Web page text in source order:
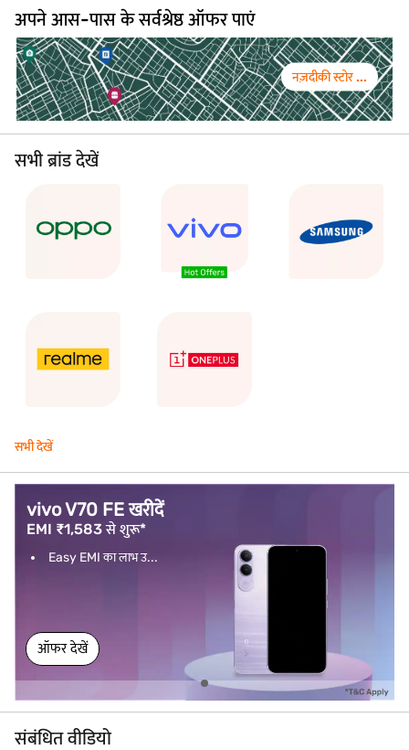
अपने आस-पास के सर्वश्रेष्ठ ऑफर पाएं
नज़दीकी स्टोर ...
सभी ब्रांड देखें
सभी देखें
vivo V70 FE खरीदें
EMI ₹1,583 से शुरू*
Easy EMI का लाभ उ...
ऑफर देखें
संबंधित वीडियो